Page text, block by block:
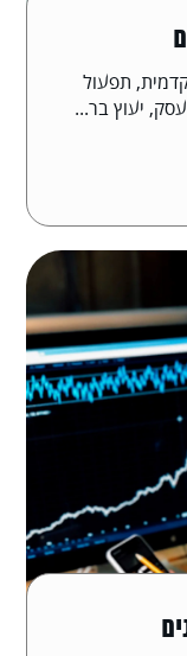
תפעול
עסק, יעוץ בר...